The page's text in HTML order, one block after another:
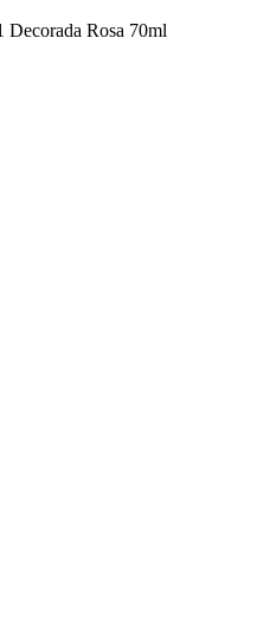
Decorada Rosa 70ml